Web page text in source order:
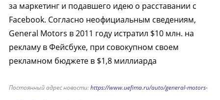
за маркетинг и подавшего идею о расставании с
Facebook. Согласно неофициальным сведениям,
General Motors в 2011 году истратил $10 млн. на
рекламу в Фейсбуке, при совокупном своем
рекламном бюджете в $1,8 миллиарда
Постоянный адрес новости:https://www.uefima.ru/auto/general-motors-